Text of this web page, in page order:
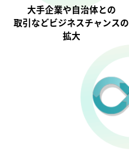
大手企業や自治体との
取引などビジネスチャンスの
拡大